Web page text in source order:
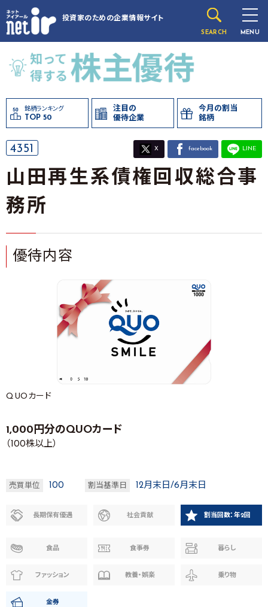
投資家のための企業情報サイト
SEARCH MENU
銘柄ランキング
TOP 50
注目の
優待企業
今月の割当
銘柄
4351 X facebook LINE
山田再生系債権回収総合事
務所
優待内容
QUOカード
1,000円分のQUOカード
（100株以上）
売買単位 100 割当基準日 12月末日/6月末日
長期保有優遇 社会貢献 割当回数：年2回
食品 食事券 暮らし
ファッション 教養・娯楽 乗り物
金券